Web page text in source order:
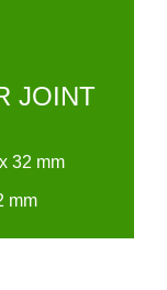
JOINT
32 mm
mm